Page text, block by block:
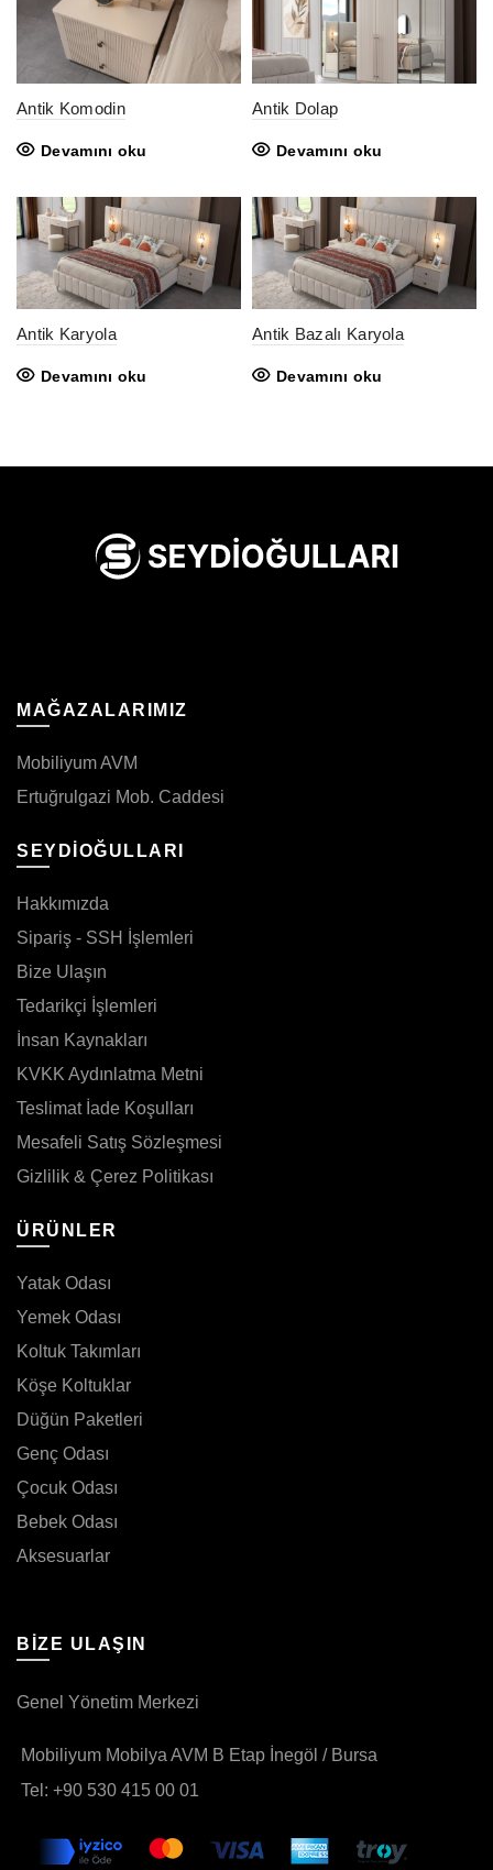
Antik Komodin
Devamını oku
Antik Dolap
Devamını oku
Antik Karyola
Devamını oku
Antik Bazalı Karyola
Devamını oku
MAĞAZALARIMIZ
Mobiliyum AVM
Ertuğrulgazi Mob. Caddesi
SEYDİOĞULLARI
Hakkımızda
Sipariş - SSH İşlemleri
Bize Ulaşın
Tedarikçi İşlemleri
İnsan Kaynakları
KVKK Aydınlatma Metni
Teslimat İade Koşulları
Mesafeli Satış Sözleşmesi
Gizlilik & Çerez Politikası
ÜRÜNLER
Yatak Odası
Yemek Odası
Koltuk Takımları
Köşe Koltuklar
Düğün Paketleri
Genç Odası
Çocuk Odası
Bebek Odası
Aksesuarlar
BIZE ULAŞIN
Genel Yönetim Merkezi
Mobiliyum Mobilya AVM B Etap İnegöl / Bursa
Tel: +90 530 415 00 01